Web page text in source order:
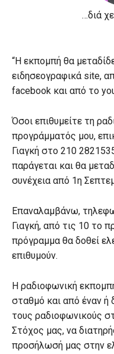
…διά
“Η εκπομπή θα
ειδησεογραφικά site,
facebook και από το
Όσοι επιθυμείτε τη
προγράμματός μου,
Γιαγκή στο 210
παράγεται και θα
συνέχεια από 1η
Επαναλαμβάνω,
Γιαγκή, από τις 10 το
πρόγραμμα θα δοθεί
επιθυμούν.
Η ραδιοφωνική
σταθμό και από έναν ή
τους ραδιοφωνικούς
Στόχος μας, να
προσήλωσή μας στην